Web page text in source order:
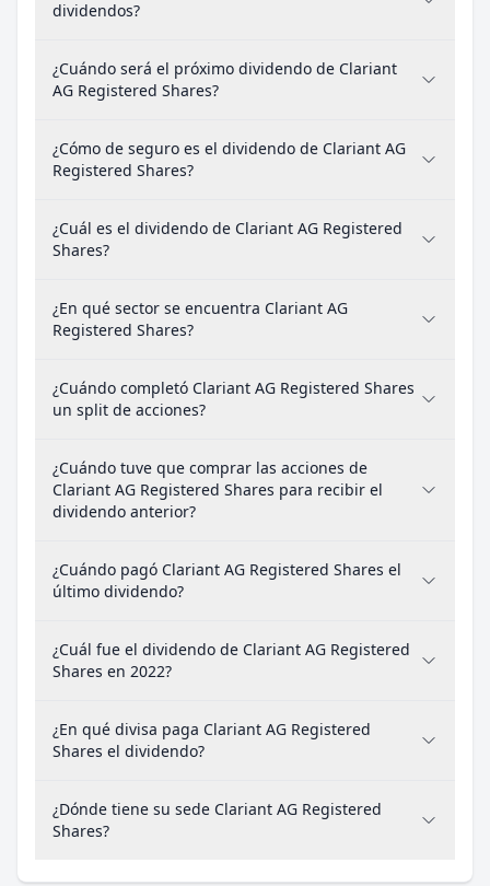
dividendos?
¿Cuándo será el próximo dividendo de Clariant
AG Registered Shares?
¿Cómo de seguro es el dividendo de Clariant AG
Registered Shares?
¿Cuál es el dividendo de Clariant AG Registered
Shares?
¿En qué sector se encuentra Clariant AG
Registered Shares?
¿Cuándo completó Clariant AG Registered Shares
un split de acciones?
¿Cuándo tuve que comprar las acciones de
Clariant AG Registered Shares para recibir el
dividendo anterior?
¿Cuándo pagó Clariant AG Registered Shares el
último dividendo?
¿Cuál fue el dividendo de Clariant AG Registered
Shares en 2022?
¿En qué divisa paga Clariant AG Registered
Shares el dividendo?
¿Dónde tiene su sede Clariant AG Registered
Shares?